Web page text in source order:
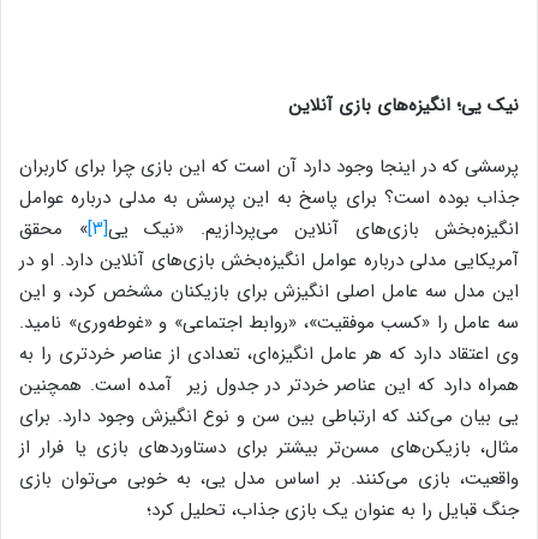
نیک یی؛ انگیزه‌های بازی آنلاین
پرسشی که در اینجا وجود دارد آن است که این بازی چرا برای کاربران
جذاب بوده است؟ برای پاسخ به این پرسش به مدلی درباره عوامل
انگیزه‌بخش بازی‌های آنلاین می‌پردازیم. «نیک یی[۳] » محقق
آمریکایی مدلی درباره عوامل انگیزه‌بخش بازی‌های آنلاین دارد. او در
این مدل سه عامل اصلی انگیزش برای بازیکنان مشخص کرد، و این
سه عامل را «کسب موفقیت»، «روابط اجتماعی» و «غوطه‌وری» نامید.
وی اعتقاد دارد که هر عامل انگیزه‌ای، تعدادی از عناصر خردتری را به
همراه دارد که این عناصر خردتر در جدول زیر آمده است. همچنین
یی بیان می‌کند که ارتباطی بین سن و نوع انگیزش وجود دارد. برای
مثال، بازیکن‌های مسن‌تر بیشتر برای دستاوردهای بازی یا فرار از
واقعیت، بازی می‌کنند. بر اساس مدل یی، به خوبی می‌توان بازی
جنگ قبایل را به عنوان یک بازی جذاب، تحلیل کرد؛